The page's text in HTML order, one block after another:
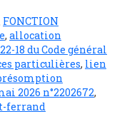
FONCTION
, allocation
18 du Code général
particulières, lien
2026 n°2202672,
ferrand